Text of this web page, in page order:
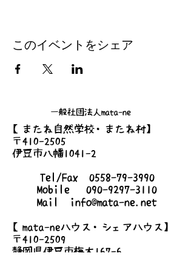
ます。みんなで夜桜も楽しみましょう。
2023/5/20(土)
2023/6/17(土)
2023/11/25(土)
2023/6/17(土)
2023/12/16(土)
8:00am-10:00am
●持ち物
このイベントをシェア
一般社団法人mata-ne
【またね自然学校・またね村】
〒410-2505
伊豆市八幡1041-2
Tel/Fax0558-79-3990
Mobile 090-9297-3110
Mail
info@mata-ne.net
【mata-neハウス・シェアハウス】
〒410-2509
静岡県伊豆市梅木167-6